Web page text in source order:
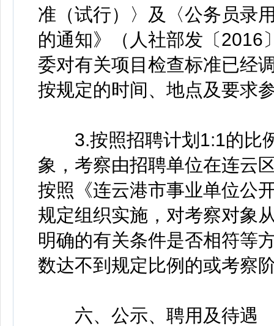
准（试行）〉及〈公务员录
的通知》（人社部发〔2016
委对有关项目检查标准已经
按规定的时间、地点及要求
3.按照招聘计划1:1的比
象，考察由招聘单位在连云
按照《连云港市事业单位公
规定组织实施，对考察对象
明确的有关条件是否相符等
数达不到规定比例的或考察
六、公示、聘用及待遇